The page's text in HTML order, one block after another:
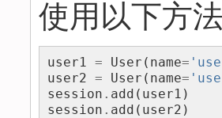
使用以下方
user1 = User ( name=
user2 = User ( name=
session . add ( user1 )
session . add ( user2 )